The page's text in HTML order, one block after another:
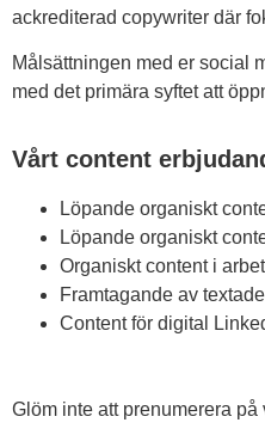
ackrediterad copywriter där
Målsättningen med er social
med det primära syftet att
Vårt content
Löpande organiskt
Löpande organiskt
Organiskt content i
Framtagande av
Content för digital
Glöm inte att prenumerera på